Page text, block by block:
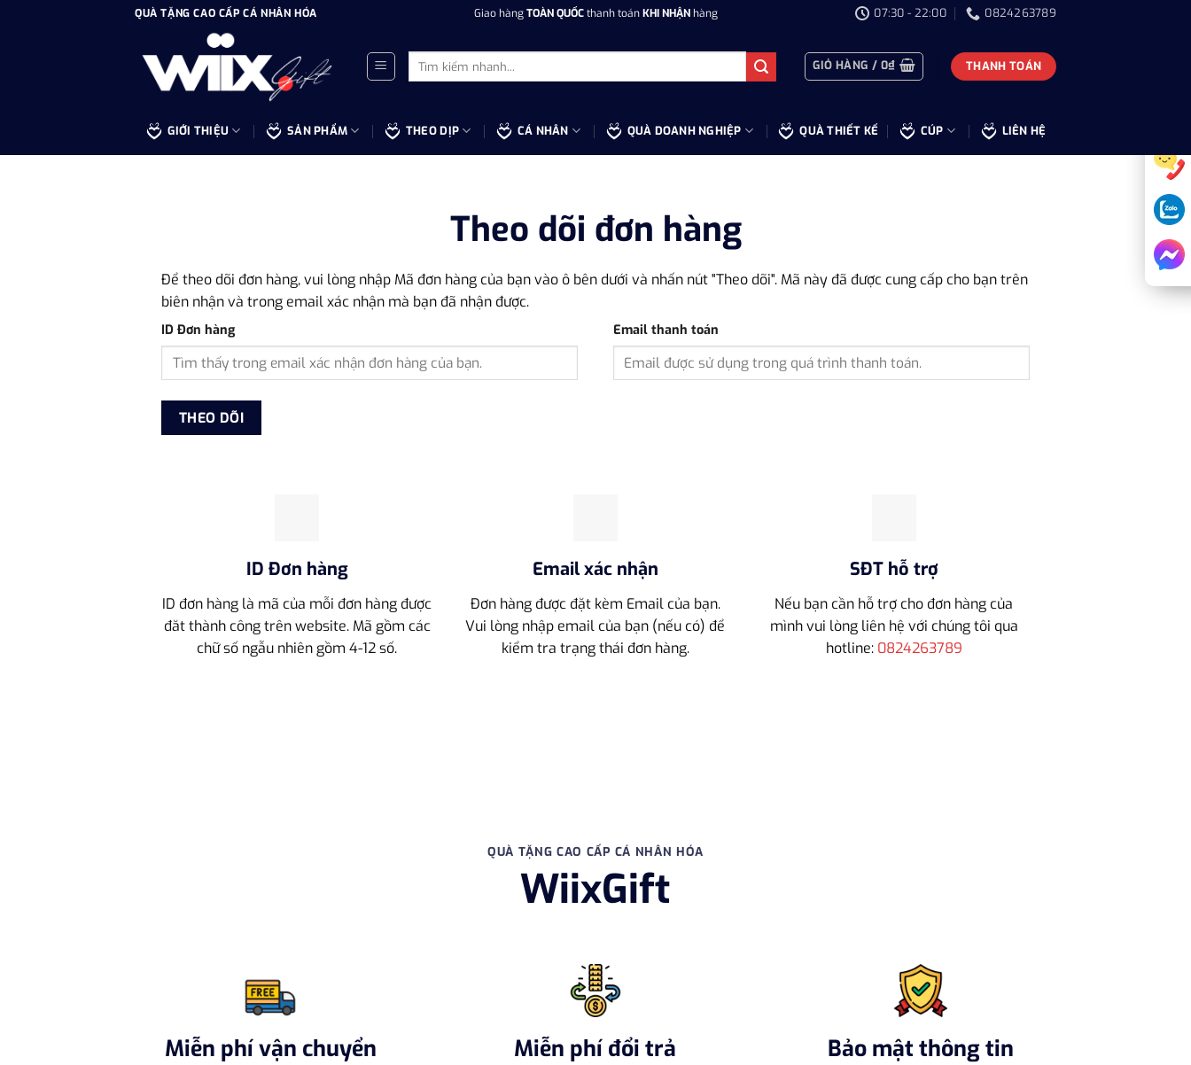
QUÀ TẶNG CAO CẤP CÁ NHÂN HÓA Giao hàngTOÀN QUỐCthanh toánKHI NHẬNhàng 07:30 - 22:00 0824263789
Tìm
kiếm:
GIỎ HÀNG / 0₫ THANH TOÁN
GIỚI THIỆU SẢN PHẨM THEO DỊP CÁ NHÂN QUÀ DOANH NGHIỆP QUÀ THIẾT KẾ CÚP LIÊN HỆ
Theo dõi đơn hàng
Để theo dõi đơn hàng, vui lòng nhập Mã đơn hàng của bạn vào ô bên dưới và nhấn nút "Theo dõi". Mã này đã được cung cấp cho bạn trên
biên nhận và trong email xác nhận mà bạn đã nhận được.
ID Đơn hàng Email thanh toán
THEO DÕI
ID Đơn hàng
ID đơn hàng là mã của mỗi đơn hàng được
đăt thành công trên website. Mã gồm các
chữ số ngẫu nhiên gồm 4-12 số.
Email xác nhận
Đơn hàng được đặt kèm Email của bạn.
Vui lòng nhập email của bạn (nếu có) để
kiểm tra trạng thái đơn hàng.
SĐT hỗ trợ
Nếu bạn cần hỗ trợ cho đơn hàng của
mình vui lòng liên hệ với chúng tôi qua
hotline: 0824263789
QUÀ TẶNG CAO CẤP CÁ NHÂN HÓA
WiixGift
Miễn phí vận chuyển Miễn phí đổi trả Bảo mật thông tin